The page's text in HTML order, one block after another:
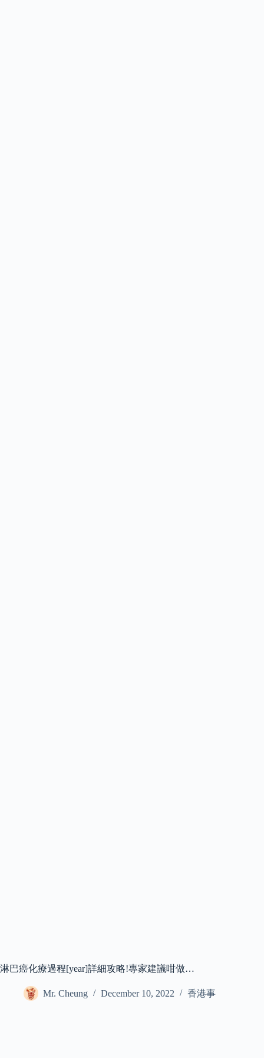
淋巴癌化療過程[year]詳細攻略!專家建議咁做…
Mr. Cheung December 10, 2022 香港事